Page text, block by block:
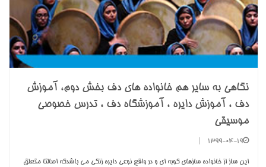
نگاهی به سایر هم خانواده های دف بخش دوم، آموزش
دف ، آموزش دایره ، آموزشگاه دف ، تدرس خصوصی
موسیقی
1399-04-19
این ساز از خانواده سازهای کوبه ای و در واقع نوعی دایره زنگی می باشدکه اصالتا متعلق